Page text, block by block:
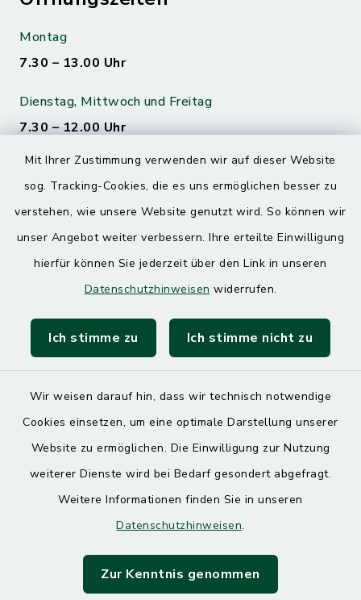
Mit Ihrer Zustimmung verwenden wir auf dieser Website
sog. Tracking-Cookies, die es uns ermöglichen besser zu
verstehen, wie unsere Website genutzt wird. So können wir
unser Angebot weiter verbessern. Ihre erteilte Einwilligung
hierfür können Sie jederzeit über den Link in unseren
Datenschutzhinweisen widerrufen.
Ich stimme zu Ich stimme nicht zu
Wir weisen darauf hin, dass wir technisch notwendige
Cookies einsetzen, um eine optimale Darstellung unserer
Website zu ermöglichen. Die Einwilligung zur Nutzung
weiterer Dienste wird bei Bedarf gesondert abgefragt.
Weitere Informationen finden Sie in unseren
Datenschutzhinweisen.
Zur Kenntnis genommen
Montag
7.30 – 13.00 Uhr
Dienstag, Mittwoch und Freitag
7.30 – 12.00 Uhr
Donnerstag
7.30 – 12.00 Uhr
13.00 – 17.30 Uhr
Quicklinks
SoNNe e. V.
Barrierefreiheit
Impressum